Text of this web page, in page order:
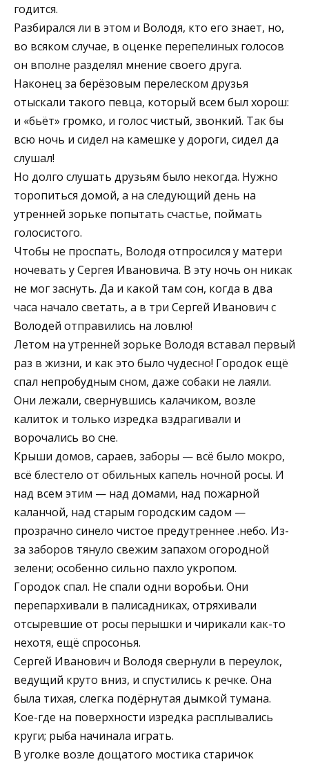
годится.
Разбирался ли в этом и Володя, кто его знает, но,
во всяком случае, в оценке перепелиных голосов
он вполне разделял мнение своего друга.
Наконец за берёзовым перелеском друзья
отыскали такого певца, который всем был хорош:
и «бьёт» громко, и голос чистый, звонкий. Так бы
всю ночь и сидел на камешке у дороги, сидел да
слушал!
Но долго слушать друзьям было некогда. Нужно
торопиться домой, а на следующий день на
утренней зорьке попытать счастье, поймать
голосистого.
Чтобы не проспать, Володя отпросился у матери
ночевать у Сергея Ивановича. В эту ночь он никак
не мог заснуть. Да и какой там сон, когда в два
часа начало светать, а в три Сергей Иванович с
Володей отправились на ловлю!
Летом на утренней зорьке Володя вставал первый
раз в жизни, и как это было чудесно! Городок ещё
спал непробудным сном, даже собаки не лаяли.
Они лежали, свернувшись калачиком, возле
калиток и только изредка вздрагивали и
ворочались во сне.
Крыши домов, сараев, заборы — всё было мокро,
всё блестело от обильных капель ночной росы. И
над всем этим — над домами, над пожарной
каланчой, над старым городским садом —
прозрачно синело чистое предутреннее .небо. Из-
за заборов тянуло свежим запахом огородной
зелени; особенно сильно пахло укропом.
Городок спал. Не спали одни воробьи. Они
перепархивали в палисадниках, отряхивали
отсыревшие от росы перышки и чирикали как-то
нехотя, ещё спросонья.
Сергей Иванович и Володя свернули в переулок,
ведущий круто вниз, и спустились к речке. Она
была тихая, слегка подёрнутая дымкой тумана.
Кое-где на поверхности изредка расплывались
круги; рыба начинала играть.
В уголке возле дощатого мостика старичок